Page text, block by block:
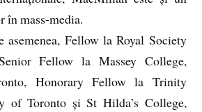
în mass-media.
asemenea, Fellow la Royal Society
Fellow la Massey College,
Honorary Fellow la Trinity
of Toronto și St Hilda’s College,